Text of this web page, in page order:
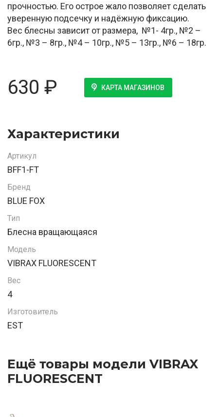
прочностью. Его острое жало позволяет сделать
уверенную подсечку и надёжную фиксацию.
Вес блесны зависит от размера, №1- 4гр., №2 –
6гр., №3 – 8гр., №4 – 10гр., №5 – 13гр., №6 – 18гр.
630 ₽ КАРТА МАГАЗИНОВ
Характеристики
Артикул
BFF1-FT
Бренд
BLUE FOX
Тип
Блесна вращающаяся
Модель
VIBRAX FLUORESCENT
Вес
4
Изготовитель
EST
Ещё товары модели VIBRAX
FLUORESCENT